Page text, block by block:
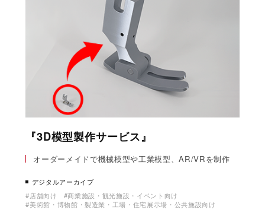
『3D模型製作サービス』
オーダーメイドで機械模型や工業模型、AR/VRを制作
デジタルアーカイブ
店舗向け
商業施設・観光施設・イベント向け
美術館・博物館・製造業・工場・住宅展示場・公共施設向け